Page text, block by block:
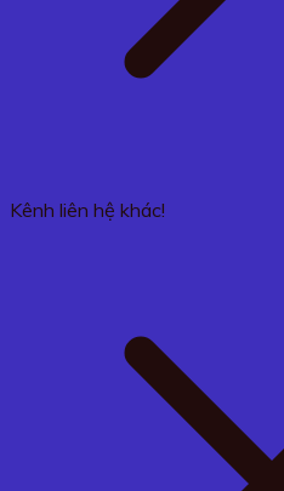
Kênh liên hệ khác!